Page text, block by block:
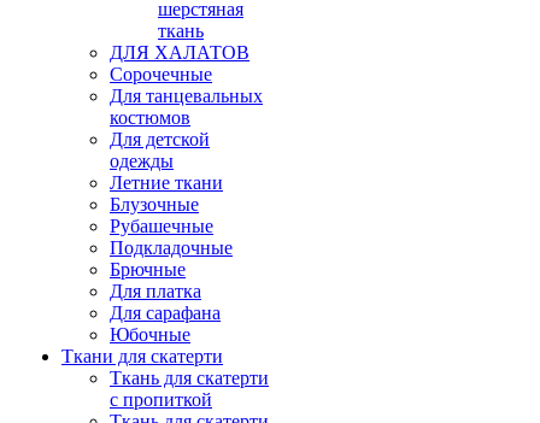
шерстяная
ткань
ДЛЯ ХАЛАТОВ
Сорочечные
Для танцевальных
костюмов
Для детской
одежды
Летние ткани
Блузочные
Рубашечные
Подкладочные
Брючные
Для платка
Для сарафана
Юбочные
Ткани для скатерти
Ткань для скатерти
с пропиткой